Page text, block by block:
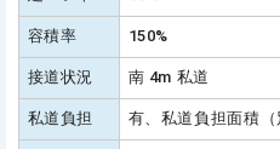
容積率 150%
接道状況 南 4m 私道
私道負担 有、私道負担面積